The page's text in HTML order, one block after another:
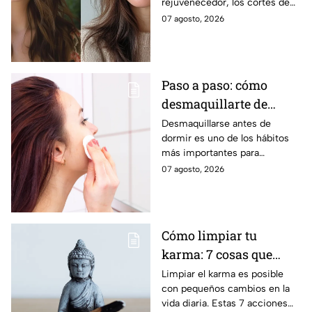
los 40
pelo que apuestan por melenas
07 agosto, 2026
Paso a paso: cómo
desmaquillarte de
noche para cuidar tu
piel y evitar arrugas
Desmaquillarse antes de
dormir es uno de los hábitos
más importantes para
mantener la piel sana y
barrera cutánea, prevenir la
obstrucción de los poros y
prevenir la aparición de
arrugas tempranas.
07 agosto, 2026
Cómo limpiar tu
karma: 7 cosas que
debes hacer desde
ahora
Limpiar el karma es posible
con pequeños cambios en la
vida diaria. Estas 7 acciones